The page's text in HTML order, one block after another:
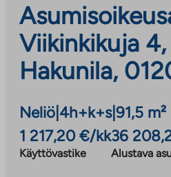
Viikinkikuja 4,
Hakunila,
Neliö 4h+k+s|91,5 m²
1 217,20 €/kk
Käyttövastike
36
Alustava